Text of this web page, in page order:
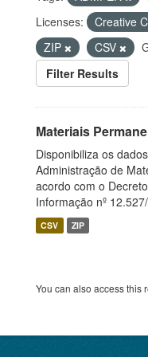
Licenses:
Creative
ZIP
CSV
Filter Results
Materiais
Disponibiliza os
Administração de
acordo com o
Informação nº
CSV ZIP
You can also access this